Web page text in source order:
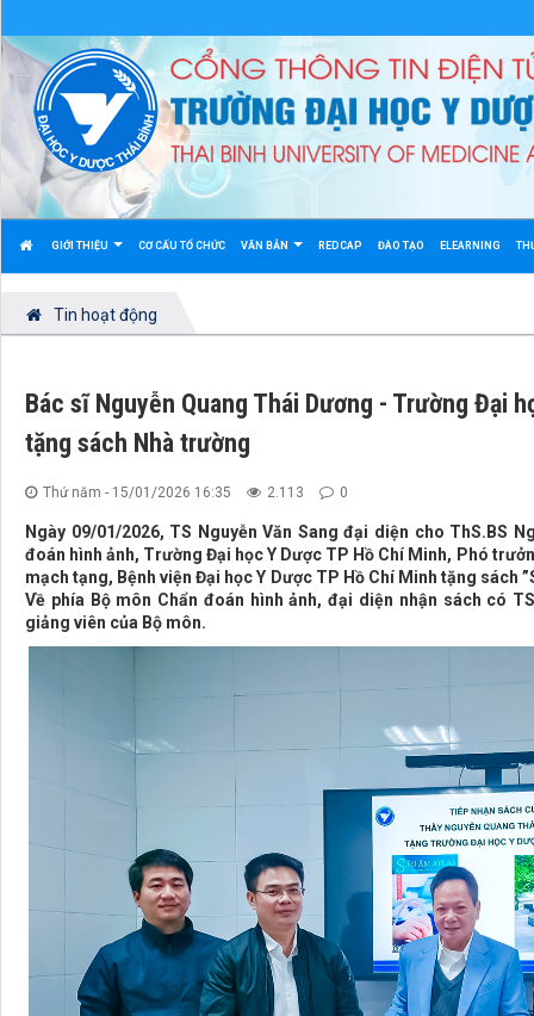
GIỚI THIỆU CƠ CẤU TỔ CHỨC VĂN BẢN REDCAP ĐÀO TẠO ELEARNING
Tin hoạt động
Bác sĩ Nguyễn Quang Thái Dương - Trường Đại
tặng sách Nhà trường
Thứ năm - 15/01/2026 16:35 2.113 0
Ngày 09/01/2026, TS Nguyễn Văn Sang đại diện cho ThS.BS
đoán hình ảnh, Trường Đại học Y Dược TP Hồ Chí Minh, Phó
mạch tạng, Bệnh viện Đại học Y Dược TP Hồ Chí Minh tặng sách
Về phía Bộ môn Chẩn đoán hình ảnh, đại diện nhận sách có
giảng viên của Bộ môn.